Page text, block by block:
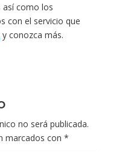
así como los
con el servicio que
y conozca más.
no será publicada.
marcados con *